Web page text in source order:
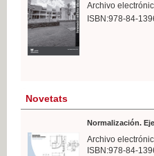
Archivo
ISBN:978-84-
Novetats
Normalización.
Archivo
ISBN:978-84-